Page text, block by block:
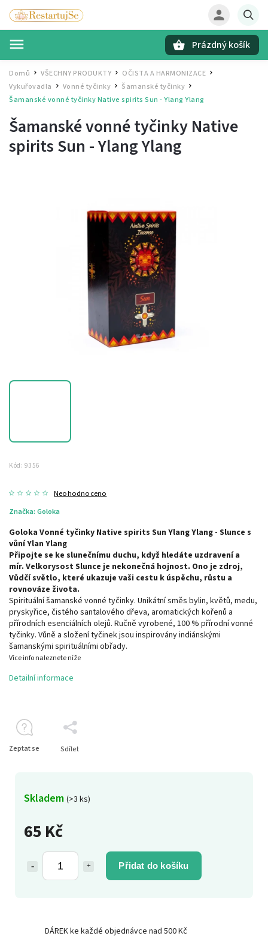
Prázdný košík
Domů / VŠECHNY PRODUKTY / OČISTA A HARMONIZACE /
Vykuřovadla
Vonné tyčinky / Šamanské tyčinky /
Šamanské vonné tyčinky Native spirits Sun - Ylang Ylang
Šamanské vonné tyčinky Native
spirits Sun - Ylang Ylang
Kód: 9356
Neohodnoceno
Značka: Goloka
65 Kč
Přidat do košíku
Skladem (>3 ks)
Goloka Vonné tyčinky Native spirits Sun Ylang Ylang - Slunce s
vůní Ylan Ylang
Připojte se ke slunečnímu duchu, když hledáte uzdravení a
mír. Velkorysost Slunce je nekonečná hojnost. Ono je zdroj,
Vůdčí světlo, které ukazuje vaši cestu k úspěchu, růstu a
rovnováze života.
Spirituální šamanské vonné tyčinky. Unikátní směs bylin, květů, medu,
pryskyřice, čistého santalového dřeva, aromatických kořenů a
přírodních esenciálních olejů. Ručně vyrobené, 100 % přírodní vonné
tyčinky. Vůně a složení tyčinek jsou inspirovány indiánskými
šamanskými spirituálními obřady.
Více info naleznete níže
Detailní informace
Zeptat se Sdílet
DÁREK ke každé objednávce nad 500 Kč